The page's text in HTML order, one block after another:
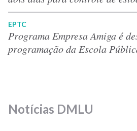
EPTC
Programa Empresa Amiga é
programação da Escola
Notícias DMLU